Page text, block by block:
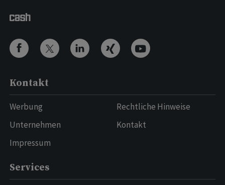
Kontakt
Werbung
Unternehmen
Impressum
Rechtliche Hinweise
Kontakt
Services